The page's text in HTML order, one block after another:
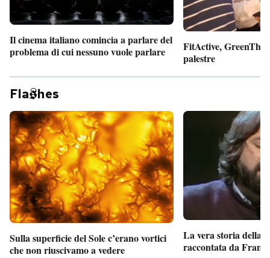
Il cinema italiano comincia a parlare del
problema di cui nessuno vuole parlare
FitActive,
palestre
Fla hes
Sulla superficie del Sole c’erano vortici
che non riuscivamo a vedere
La vera storia della
raccontata da